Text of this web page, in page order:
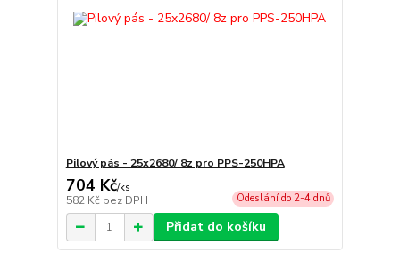
Pilový pás - 25x2680/ 8z pro PPS-250HPA
704 Kč/ks
582 Kč bez DPH Odeslání do 2-4 dnů
Přidat do košíku